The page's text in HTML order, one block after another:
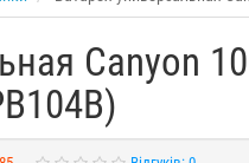
Canyon